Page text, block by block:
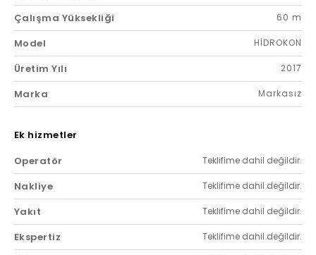
Çalışma Yüksekliği 60 m
Model HİDROKON
Üretim Yılı 2017
Marka Markasız
Ek hizmetler
Operatör
Teklifime dahil değildir.
Nakliye Teklifime dahil değildir.
Yakıt Teklifime dahil değildir.
Ekspertiz Teklifime dahil değildir.